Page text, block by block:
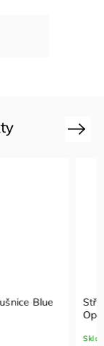
Blue
Opal
Next